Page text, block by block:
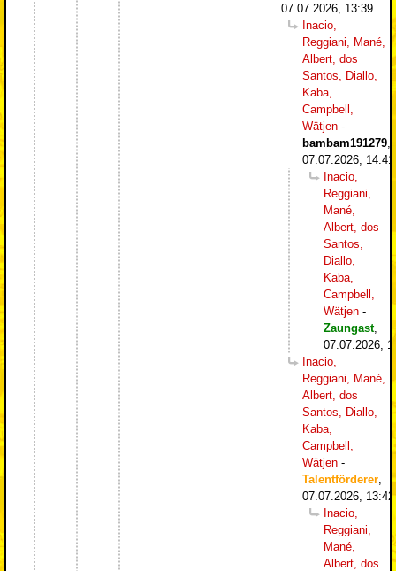
07.07.2026, 13:39
Inacio,
Reggiani, Mané,
Albert, dos
Santos, Diallo,
Kaba,
Campbell,
Wätjen -
bambam191279
07.07.2026, 14:41
Inacio,
Reggiani,
Mané,
Albert, dos
Santos,
Diallo,
Kaba,
Campbell,
Wätjen -
Zaungast,
07.07.2026,
Inacio,
Reggiani, Mané,
Albert, dos
Santos, Diallo,
Kaba,
Campbell,
Wätjen -
Talentförderer
07.07.2026, 13:42
Inacio,
Reggiani,
Mané,
Albert, dos